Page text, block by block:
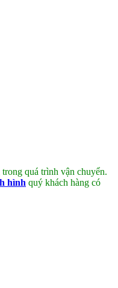
quá trình vận chuyển.
hình quý khách hàng có